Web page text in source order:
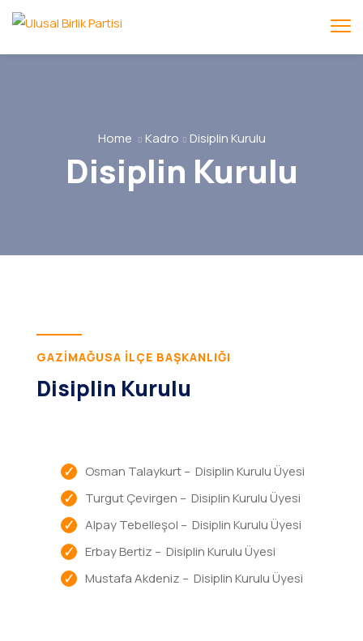
Home Kadro Disiplin Kurulu
Disiplin Kurulu
GAZİMAĞUSA İLÇE BAŞKANLIĞI
Disiplin Kurulu
Osman Talaykurt – Disiplin Kurulu Üyesi
Turgut Çevirgen – Disiplin Kurulu Üyesi
Alpay Tebelleşol – Disiplin Kurulu Üyesi
Erbay Bertiz – Disiplin Kurulu Üyesi
Mustafa Akdeniz – Disiplin Kurulu Üyesi